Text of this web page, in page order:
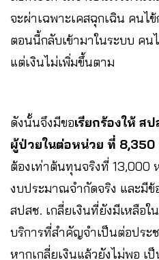
จะผ่าเฉพาะเคสฉุกเฉิน คนไ
ตอนนี้กลับเข้ามาในระบบ คน
แต่เงินไม่เพิ่มขึ้นตาม
ดังนั้นจึงมีขอเรียกร้องให้ ส
ผู้ป่วยในต่อหน่วย ที่ 8,350
ต้องเท่าต้นทุนจริงที่ 13,000
งบประมาณจำกัดจริง และมีข้
สปสช. เกลี่ยเงินที่ยังมีเหลือ
บริการที่สำคัญจำเป็นต่อประ
หากเกลี่ยเงินแล้วยังไม่พอ เ